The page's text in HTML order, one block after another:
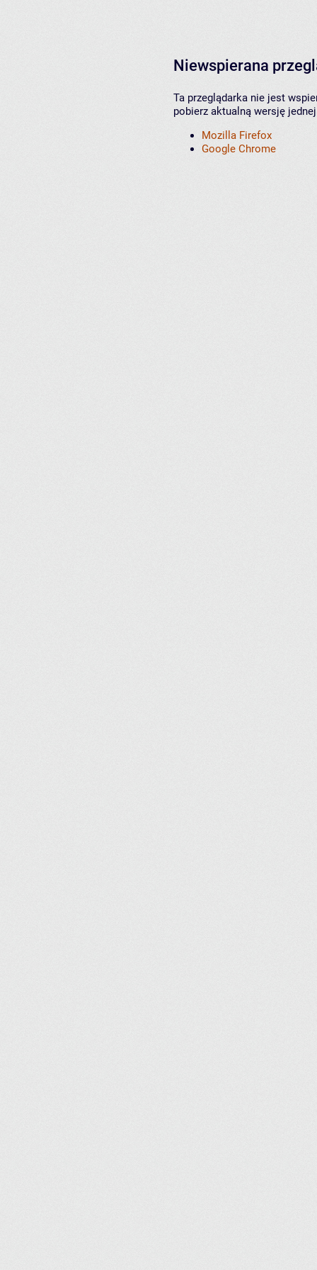
Niewspierana
Ta przeglądarka nie jest
pobierz aktualną wersję
Mozilla Firefox
Google Chrome